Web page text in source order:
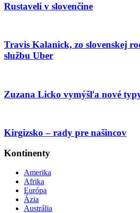
Rustaveli v slovenčine
Travis Kalanick, zo slovenskej
službu Uber
Zuzana Licko vymýšľa nové
Kirgizsko – rady pre našincov
Kontinenty
Amerika
Afrika
Európa
Ázia
Austrália